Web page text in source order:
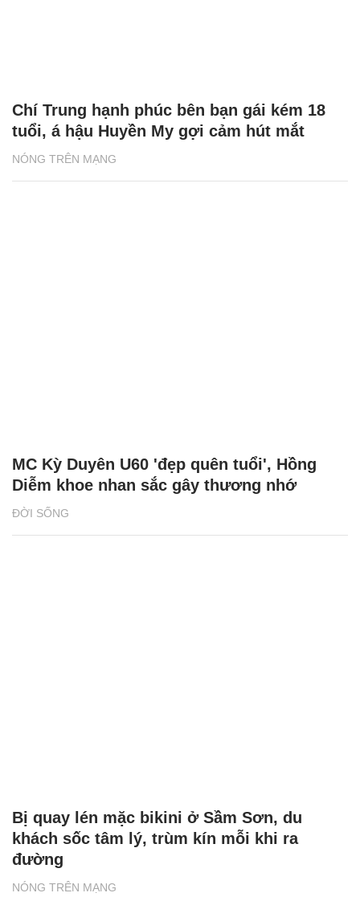
NÓNG TRÊN MẠNG
Chí Trung hạnh phúc bên bạn gái kém 18
tuổi, á hậu Huyền My gợi cảm hút mắt
ĐỜI SỐNG
MC Kỳ Duyên U60 'đẹp quên tuổi', Hồng
Diễm khoe nhan sắc gây thương nhớ
NÓNG TRÊN MẠNG
Bị quay lén mặc bikini ở Sầm Sơn, du
khách sốc tâm lý, trùm kín mỗi khi ra
đường